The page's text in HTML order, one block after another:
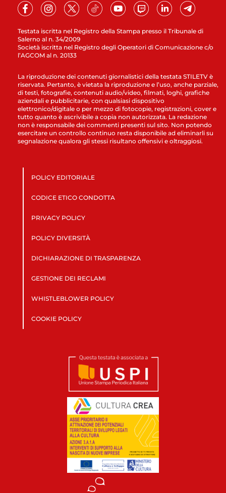
Testata iscritta nel Registro della Stampa presso il Tribunale di
Salerno al n. 34/2009
Società iscritta nel Registro degli Operatori di Comunicazione c/o
l’AGCOM al n. 20133
La riproduzione dei contenuti giornalistici della testata STILETV è
riservata. Pertanto, è vietata la riproduzione e l’uso, anche parziale,
di testi, fotografie, contenuti audio/video, filmati, loghi, grafiche
aziendali e pubblicitarie, con qualsiasi dispositivo
elettronico/digitale o per mezzo di fotocopie, registrazioni, cover e
tutto quanto è ascrivibile a copia non autorizzata. La redazione
non è responsabile dei commenti presenti sul sito. Non potendo
esercitare un controllo continuo resta disponibile ad eliminarli su
segnalazione qualora gli stessi risultano offensivi e oltraggiosi.
POLICY EDITORIALE
CODICE ETICO CONDOTTA
PRIVACY POLICY
POLICY DIVERSITÀ
DICHIARAZIONE DI TRASPARENZA
GESTIONE DEI RECLAMI
WHISTLEBLOWER POLICY
COOKIE POLICY